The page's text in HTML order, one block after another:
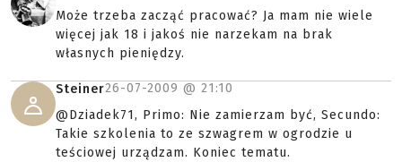
Może trzeba zacząć pracować? Ja mam nie wiele
więcej jak 18 i jakoś nie narzekam na brak
własnych pieniędzy.
Steiner26-07-2009 @ 21:10
@Dziadek71, Primo: Nie zamierzam być, Secundo:
Takie szkolenia to ze szwagrem w ogrodzie u
teściowej urządzam. Koniec tematu.